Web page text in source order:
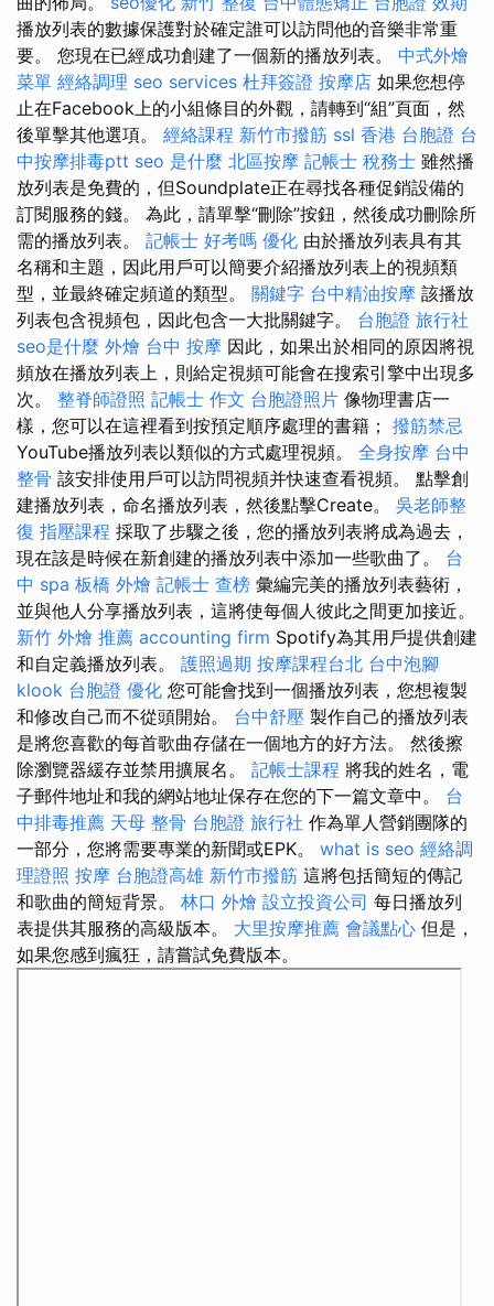
播放列表的數據保護對於確定誰可以訪問他的音樂非常重
要。 您現在已經成功創建了一個新的播放列表。 中式外燴
菜單 經絡調理 seo services 杜拜簽證 按摩店 如果您想停
止在Facebook上的小組條目的外觀，請轉到“組”頁面，然
後單擊其他選項。 經絡課程 新竹市撥筋 ssl 香港 台胞證 台
中按摩排毒ptt seo 是什麼 北區按摩 記帳士 稅務士 雖然播
放列表是免費的，但Soundplate正在尋找各種促銷設備的
訂閱服務的錢。 為此，請單擊“刪除”按鈕，然後成功刪除所
需的播放列表。 記帳士 好考嗎 優化 由於播放列表具有其
名稱和主題，因此用戶可以簡要介紹播放列表上的視頻類
型，並最終確定頻道的類型。 關鍵字 台中精油按摩 該播放
列表包含視頻包，因此包含一大批關鍵字。 台胞證 旅行社
seo是什麼 外燴 台中 按摩 因此，如果出於相同的原因將視
頻放在播放列表上，則給定視頻可能會在搜索引擎中出現多
次。 整脊師證照 記帳士 作文 台胞證照片 像物理書店一
樣，您可以在這裡看到按預定順序處理的書籍； 撥筋禁忌
YouTube播放列表以類似的方式處理視頻。 全身按摩 台中
整骨 該安排使用戶可以訪問視頻并快速查看視頻。 點擊創
建播放列表，命名播放列表，然後點擊Create。 吳老師整
復 指壓課程 採取了步驟之後，您的播放列表將成為過去，
現在該是時候在新創建的播放列表中添加一些歌曲了。 台
中 spa 板橋 外燴 記帳士 查榜 彙編完美的播放列表藝術，
並與他人分享播放列表，這將使每個人彼此之間更加接近。
新竹 外燴 推薦 accounting firm Spotify為其用戶提供創建
和自定義播放列表。 護照過期 按摩課程台北 台中泡腳
klook 台胞證 優化 您可能會找到一個播放列表，您想複製
和修改自己而不從頭開始。 台中舒壓 製作自己的播放列表
是將您喜歡的每首歌曲存儲在一個地方的好方法。 然後擦
除瀏覽器緩存並禁用擴展名。 記帳士課程 將我的姓名，電
子郵件地址和我的網站地址保存在您的下一篇文章中。 台
中排毒推薦 天母 整骨 台胞證 旅行社 作為單人營銷團隊的
一部分，您將需要專業的新聞或EPK。 what is seo 經絡調
理證照 按摩 台胞證高雄 新竹市撥筋 這將包括簡短的傳記
和歌曲的簡短背景。 林口 外燴 設立投資公司 每日播放列
表提供其服務的高級版本。 大里按摩推薦 會議點心 但是，
如果您感到瘋狂，請嘗試免費版本。